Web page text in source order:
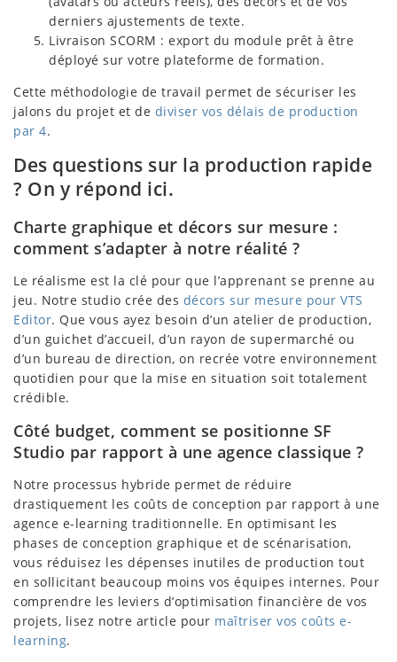
derniers ajustements de texte.
Livraison SCORM : export du module prêt à être
déployé sur votre plateforme de formation.
Cette méthodologie de travail permet de sécuriser les
jalons du projet et de diviser vos délais de production
par 4.
Des questions sur la production rapide
? On y répond ici.
Charte graphique et décors sur mesure :
comment s’adapter à notre réalité ?
Le réalisme est la clé pour que l’apprenant se prenne au
jeu. Notre studio crée des décors sur mesure pour VTS
Editor. Que vous ayez besoin d’un atelier de production,
d’un guichet d’accueil, d’un rayon de supermarché ou
d’un bureau de direction, on recrée votre environnement
quotidien pour que la mise en situation soit totalement
crédible.
Côté budget, comment se positionne SF
Studio par rapport à une agence classique ?
Notre processus hybride permet de réduire
drastiquement les coûts de conception par rapport à une
agence e-learning traditionnelle. En optimisant les
phases de conception graphique et de scénarisation,
vous réduisez les dépenses inutiles de production tout
en sollicitant beaucoup moins vos équipes internes. Pour
comprendre les leviers d’optimisation financière de vos
projets, lisez notre article pour maîtriser vos coûts e-
learning.